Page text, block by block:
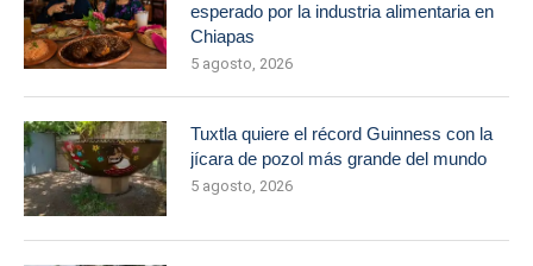
esperado por la industria alimentaria en
Chiapas
5 agosto, 2026
Tuxtla quiere el récord Guinness con la
jícara de pozol más grande del mundo
5 agosto, 2026